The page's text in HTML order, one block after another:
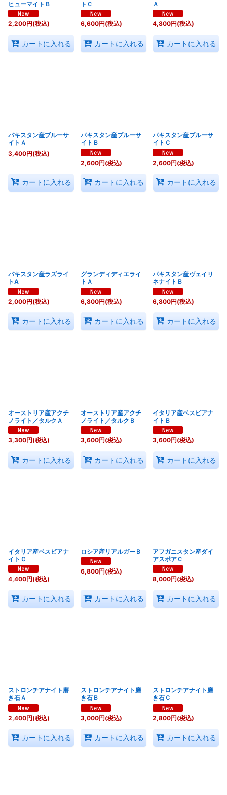
ヒューマイトＢ
2,200円(税込)
カートに入れる
トＣ
6,600円(税込)
カートに入れる
Ａ
4,800円(税込)
カートに入れる
パキスタン産ブルーサ
イトＡ
3,400円(税込)
カートに入れる
パキスタン産ブルーサ
イトＢ
2,600円(税込)
カートに入れる
パキスタン産ブルーサ
イトＣ
2,600円(税込)
カートに入れる
パキスタン産ラズライ
トA
2,000円(税込)
カートに入れる
グランディディエライ
トＡ
6,800円(税込)
カートに入れる
パキスタン産ヴェイリ
ネナイトＢ
6,800円(税込)
カートに入れる
オーストリア産アクチ
ノライト／タルクＡ
3,300円(税込)
カートに入れる
オーストリア産アクチ
ノライト／タルクＢ
3,600円(税込)
カートに入れる
イタリア産ベスビアナ
イトＢ
3,600円(税込)
カートに入れる
イタリア産ベスビアナ
イトＣ
4,400円(税込)
カートに入れる
ロシア産リアルガーＢ
6,800円(税込)
カートに入れる
アフガニスタン産ダイ
アスポアＣ
8,000円(税込)
カートに入れる
ストロンチアナイト磨
き石Ａ
2,400円(税込)
カートに入れる
ストロンチアナイト磨
き石Ｂ
3,000円(税込)
カートに入れる
ストロンチアナイト磨
き石Ｃ
2,800円(税込)
カートに入れる